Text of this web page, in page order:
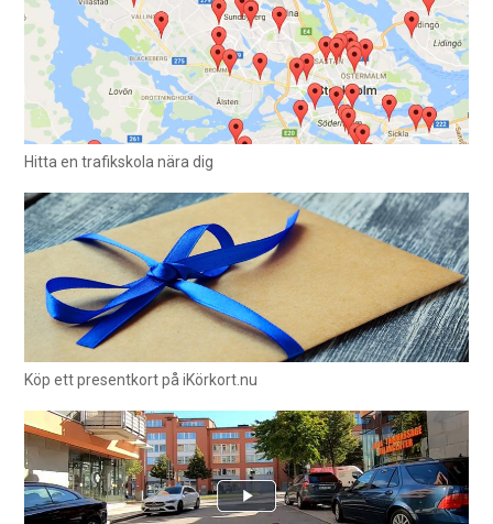
Hitta en trafikskola nära dig
Köp ett presentkort på iKörkort.nu